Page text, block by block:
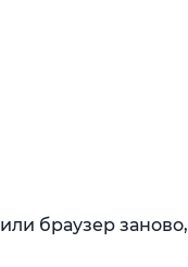
браузер заново,